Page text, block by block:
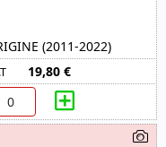
(2011-2022)
19,80 €